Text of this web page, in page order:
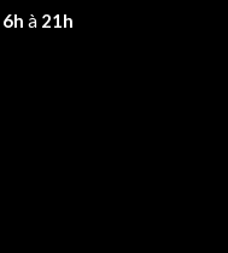
6h à 21h